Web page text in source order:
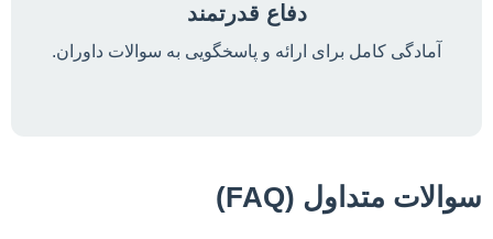
دفاع قدرتمند
آمادگی کامل برای ارائه و پاسخگویی به سوالات داوران.
سوالات متداول (FAQ)